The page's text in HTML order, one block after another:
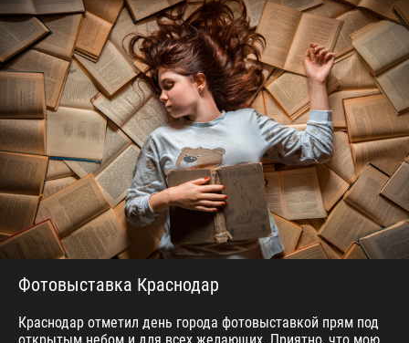
Фотовыставка Краснодар
Краснодар отметил день города фотовыставкой прям под